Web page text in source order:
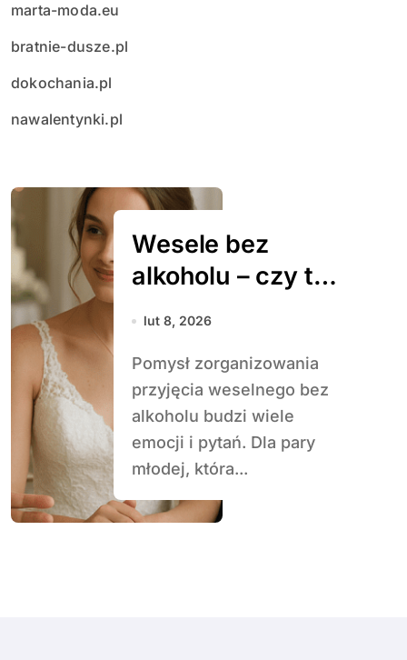
marta-moda.eu
bratnie-dusze.pl
dokochania.pl
nawalentynki.pl
Wesele bez
alkoholu – czy to
możliwe?
lut 8, 2026
Pomysł zorganizowania
przyjęcia weselnego bez
alkoholu budzi wiele
emocji i pytań. Dla pary
młodej, która...